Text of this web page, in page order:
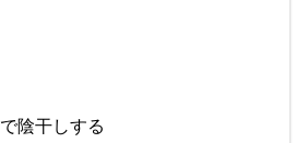
陰干しする